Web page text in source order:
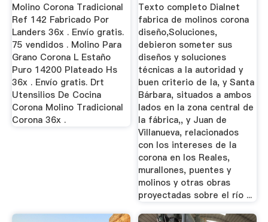
Molino Corona Tradicional
Ref 142 Fabricado Por
Landers 36x . Envío gratis.
75 vendidos . Molino Para
Grano Corona L Estaño
Puro 14200 Plateado Hs
36x . Envío gratis. Drt
Utensilios De Cocina
Corona Molino Tradicional
Corona 36x .
Texto completo Dialnet
fabrica de molinos corona
diseño,Soluciones,
debieron someter sus
diseños y soluciones
técnicas a la autoridad y
buen criterio de la, y Santa
Bárbara, situados a ambos
lados en la zona central de
la fábrica,, y Juan de
Villanueva, relacionados
con los intereses de la
corona en los Reales,
murallones, puentes y
molinos y otras obras
proyectadas sobre el río ...